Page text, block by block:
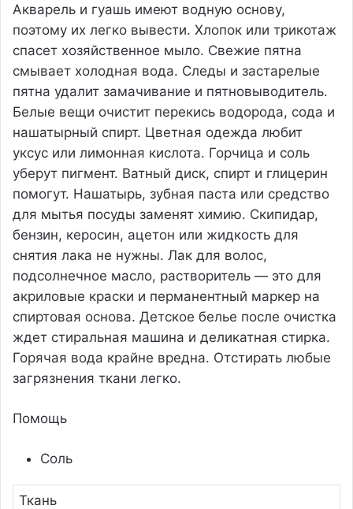
Акварель и гуашь имеют водную основу,
поэтому их легко вывести. Хлопок или трикотаж
спасет хозяйственное мыло. Свежие пятна
смывает холодная вода. Следы и застарелые
пятна удалит замачивание и пятновыводитель.
Белые вещи очистит перекись водорода, сода и
нашатырный спирт. Цветная одежда любит
уксус или лимонная кислота. Горчица и соль
уберут пигмент. Ватный диск, спирт и глицерин
помогут. Нашатырь, зубная паста или средство
для мытья посуды заменят химию. Скипидар,
бензин, керосин, ацетон или жидкость для
снятия лака не нужны. Лак для волос,
подсолнечное масло, растворитель — это для
акриловые краски и перманентный маркер на
спиртовая основа. Детское белье после очистка
ждет стиральная машина и деликатная стирка.
Горячая вода крайне вредна. Отстирать любые
загрязнения ткани легко.
Помощь
Соль
Ткань